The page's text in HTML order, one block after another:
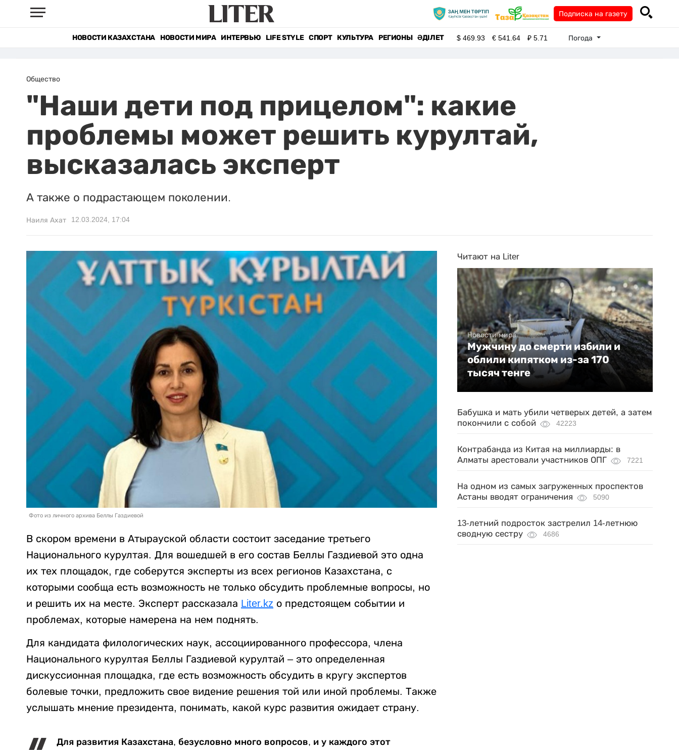
Подписка на газету
НОВОСТИ КАЗАХСТАНА НОВОСТИ МИРА ИНТЕРВЬЮ LIFE STYLE СПОРТ КУЛЬТУРА РЕГИОНЫ ӘДІЛЕТ $469.93 €541.64 ₽5.71 Погода
Общество
"Наши дети под прицелом": какие
проблемы может решить курултай,
высказалась эксперт
А также о подрастающем поколении.
Наиля Ахат 12.03.2024, 17:04
Фото из личного архива Беллы Газдиевой
В скором времени в Атырауской области состоит заседание третьего
Национального курултая. Для вошедшей в его состав Беллы Газдиевой это одна
их тех площадок, где соберутся эксперты из всех регионов Казахстана, с
которыми сообща есть возможность не только обсудить проблемные вопросы, но
и решить их на месте. Эксперт рассказала Liter.kz о предстоящем событии и
проблемах, которые намерена на нем поднять.
Для кандидата филологических наук, ассоциированного профессора, члена
Национального курултая Беллы Газдиевой курултай – это определенная
дискуссионная площадка, где есть возможность обсудить в кругу экспертов
болевые точки, предложить свое видение решения той или иной проблемы. Также
услышать мнение президента, понимать, какой курс развития ожидает страну.
Для развития Казахстана, безусловно много вопросов, и у каждого этот
Читают на Liter
Новости мира
Мужчину до смерти избили и
облили кипятком из-за 170
тысяч тенге
Бабушка и мать убили четверых детей, а затем
покончили с собой
42223
Контрабанда из Китая на миллиарды: в
Алматы арестовали участников ОПГ
7221
На одном из самых загруженных проспектов
Астаны вводят ограничения
5090
13-летний подросток застрелил 14-летнюю
сводную сестру
4686